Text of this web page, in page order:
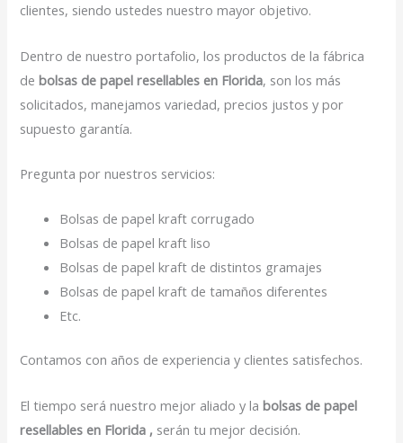
clientes, siendo ustedes nuestro mayor objetivo.
Dentro de nuestro portafolio, los productos de la fábrica
debolsas de papel resellables en Florida, son los más
solicitados, manejamos variedad, precios justos y por
supuesto garantía.
Pregunta por nuestros servicios:
Bolsas de papel kraft corrugado
Bolsas de papel kraft liso
Bolsas de papel kraft de distintos gramajes
Bolsas de papel kraft de tamaños diferentes
Etc.
Contamos con años de experiencia y clientes satisfechos.
El tiempo será nuestro mejor aliado y labolsas de papel
resellables en Florida , serán tu mejor decisión.